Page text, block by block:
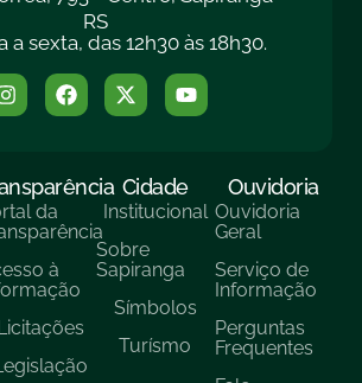
RS
a sexta, das 12h30 às 18h30.
da
à
Cidade
Institucional
Sobre
Sapiranga
Símbolos
Turísmo
Ouvidoria
Ouvidoria
Geral
Serviço de
Informação
Perguntas
Frequentes